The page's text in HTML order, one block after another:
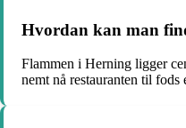
Hvordan kan man
Flammen i Herning ligger
nemt nå restauranten til fods